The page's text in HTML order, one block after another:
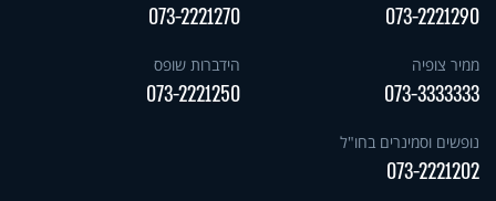
073-2221290
073-2221270
ממיר צופיה
073-3333333
הידברות שופס
073-2221250
נופשים וסמינרים בחו"ל
073-2221202